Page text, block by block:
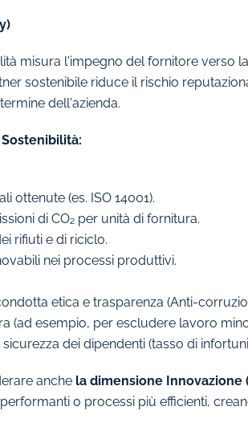
misura l'impegno del fornitore verso la
sostenibile riduce il rischio
dell'azienda.
ottenute (es. ISO 14001).
di CO₂ per unità di fornitura.
rifiuti e di riciclo.
nei processi produttivi.
etica e trasparenza (Anti-
(ad esempio, per escludere lavoro
dei dipendenti (tasso di
anche la dimensione Innovazione
o processi più efficienti,